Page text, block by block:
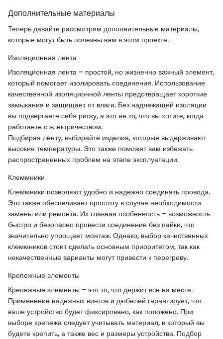
Дополнительные материалы
Теперь давайте рассмотрим дополнительные материалы,
которые могут быть полезны вам в этом проекте.
Изоляционная лента
Изоляционная лента – простой, но жизненно важный элемент,
который помогает изолировать соединения. Использование
качественной изоляционной ленты предотвращает короткие
замыкания и защищает от влаги. Без надлежащей изоляции
вы подвергаете себя риску, а это не то, что вы хотите, когда
работаете с электричеством.
Подбирая ленту, выбирайте изделия, которые выдерживают
высокие температуры. Это также поможет вам избежать
распространенных проблем на этапе эксплуатации.
Клеммники
Клеммники позволяют удобно и надежно соединять провода.
Это также обеспечивает простоту в случае необходимости
замены или ремонта. Их главная особенность – возможность
быстро и безопасно провести соединение без пайки, что
значительно упрощает монтаж. Однако, выбор качественных
клеммников стоит сделать основным приоритетом, так как
некачественные варианты могут привести к перегреву.
Крепежные элементы
Крепежные элементы – это то, что держит все на месте.
Применение надежных винтов и дюбелей гарантирует, что
ваше устройство будет фиксировано, как положено. При
выборе крепежа следует учитывать материал, в который вы
будете крепить, а также вес и размеры устройства. Подбор